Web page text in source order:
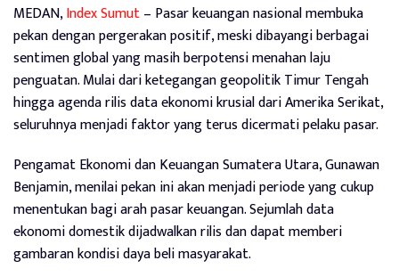
MEDAN,Index Sumut– Pasar keuangan nasional membuka
pekan dengan pergerakan positif, meski dibayangi berbagai
sentimen global yang masih berpotensi menahan laju
penguatan. Mulai dari ketegangan geopolitik Timur Tengah
hingga agenda rilis data ekonomi krusial dari Amerika Serikat,
seluruhnya menjadi faktor yang terus dicermati pelaku pasar.
Pengamat Ekonomi dan Keuangan Sumatera Utara, Gunawan
Benjamin, menilai pekan ini akan menjadi periode yang cukup
menentukan bagi arah pasar keuangan. Sejumlah data
ekonomi domestik dijadwalkan rilis dan dapat memberi
gambaran kondisi daya beli masyarakat.